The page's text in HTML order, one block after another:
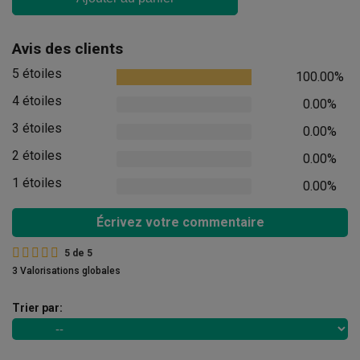
Avis des clients
5 étoiles
100.00%
4 étoiles
0.00%
3 étoiles
0.00%
2 étoiles
0.00%
1 étoiles
0.00%
Écrivez votre commentaire
5 de 5
3 Valorisations globales
Trier par: